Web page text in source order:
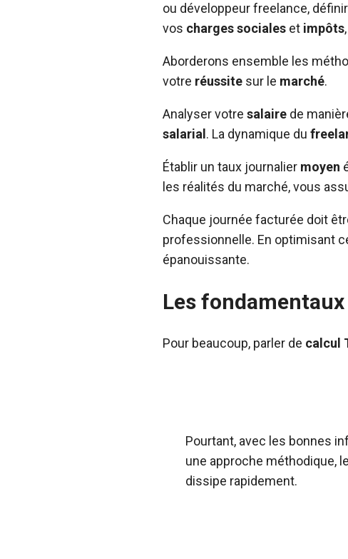
ou développeur freelance,
vos charges sociales et impôts
Aborderons ensemble les
votre réussite sur le marché.
Analyser votre salaire de
salarial . La dynamique du
Établir un taux journalier moyen
les réalités du marché, vous
Chaque journée facturée doit
professionnelle. En optimisant
épanouissante.
Les
Pour beaucoup, parler de calcul
Pourtant, avec les bonnes
une approche méthodique,
dissipe rapidement.